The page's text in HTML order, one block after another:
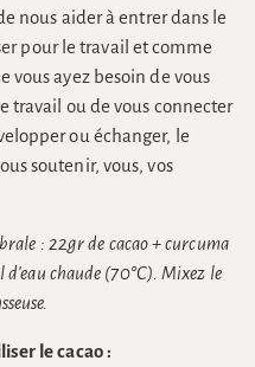
nous aider à entrer dans le
pour le travail et comme
vous ayez besoin de vous
travail ou de vous connecter
ou échanger, le
soutenir, vous, vos
: 22gr de cacao + curcuma
d'eau chaude (70°C). Mixez le
le cacao :